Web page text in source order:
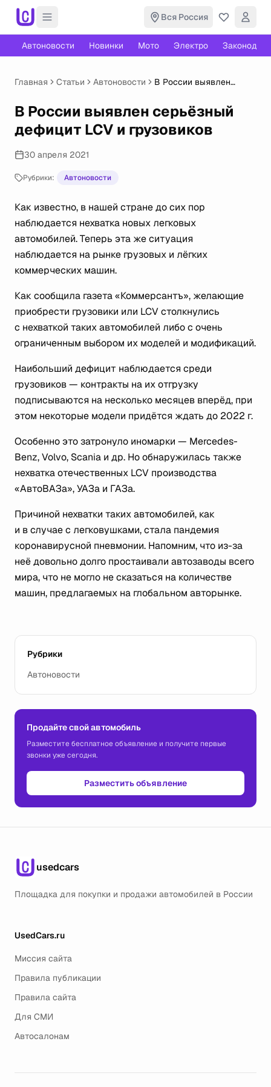
Вся Россия
Автоновости Новинки Мото Электро
Главная Статьи Автоновости
В России выявлен
и грузовиков
В России выявлен серьёзный
дефицит LCV и грузовиков
30 апреля 2021
Рубрики: Автоновости
Как известно, в нашей стране до сих пор
наблюдается нехватка новых легковых
автомобилей. Теперь эта же ситуация
наблюдается на рынке грузовых и лёгких
коммерческих машин.
Как сообщила газета «Коммерсантъ», желающие
приобрести грузовики или LCV столкнулись
с нехваткой таких автомобилей либо с очень
ограниченным выбором их моделей и модификаций.
Наибольший дефицит наблюдается среди
грузовиков — контракты на их отгрузку
подписываются на несколько месяцев вперёд, при
этом некоторые модели придётся ждать до 2022 г.
Особенно это затронуло иномарки — Mercedes-
Benz, Volvo, Scania и др. Но обнаружилась также
нехватка отечественных LCV производства
«АвтоВАЗа», УАЗа и ГАЗа.
Причиной нехватки таких автомобилей, как
и в случае с легковушками, стала пандемия
коронавирусной пневмонии. Напомним, что из-за
неё довольно долго простаивали автозаводы всего
мира, что не могло не сказаться на количестве
машин, предлагаемых на глобальном авторынке.
Рубрики
Автоновости
Продайте свой автомобиль
Разместите бесплатное объявление и получите первые
звонки уже сегодня.
Разместить объявление
usedcars
Площадка для покупки и продажи автомобилей в России
UsedCars.ru
Миссия сайта
Правила публикации
Правила сайта
Для СМИ
Автосалонам